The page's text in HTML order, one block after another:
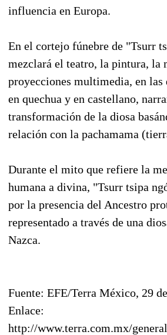
influencia en Europa.
En el cortejo fúnebre de "Tsurr
mezclará el teatro, la pintura, la
proyecciones multimedia, en las
en quechua y en castellano,
transformación de la diosa
relación con la pachamama
Durante el mito que refiere la
humana a divina, "Tsurr tsipa
por la presencia del Ancestro
representado a través de una
Nazca.
Fuente: EFE/Terra México, 29
Enlace:
http://www.terra.com.mx/